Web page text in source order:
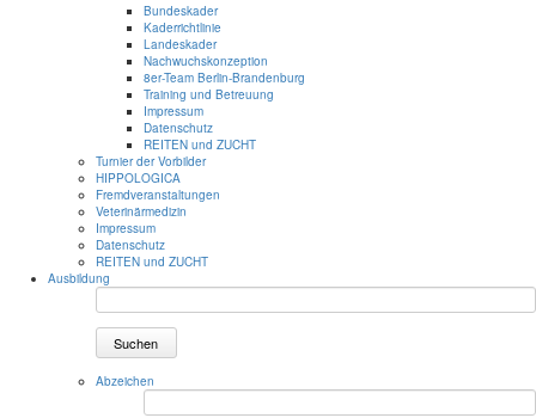
Bundeskader
Kaderrichtlinie
Landeskader
Nachwuchskonzeption
8er-Team Berlin-Brandenburg
Training und Betreuung
Impressum
Datenschutz
REITEN und ZUCHT
Turnier der Vorbilder
HIPPOLOGICA
Fremdveranstaltungen
Veterinärmedizin
Impressum
Datenschutz
REITEN und ZUCHT
Ausbildung
Suchen
Abzeichen